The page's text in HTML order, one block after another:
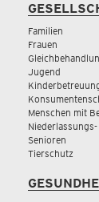
Familien
Frauen
Jugend
Menschen mit
Senioren
Tierschutz